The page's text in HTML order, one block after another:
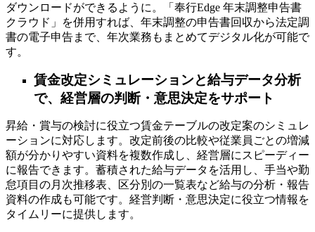
ダウンロードができるように。「奉行Edge 年末調整申告書
クラウド」を併用すれば、年末調整の申告書回収から法定調
書の電子申告まで、年次業務もまとめてデジタル化が可能で
す。
賃金改定シミュレーションと給与データ分析
で、経営層の判断・意思決定をサポート
昇給・賞与の検討に役立つ賃金テーブルの改定案のシミュレ
ーションに対応します。改定前後の比較や従業員ごとの増減
額が分かりやすい資料を複数作成し、経営層にスピーディー
に報告できます。蓄積された給与データを活用し、手当や勤
怠項目の月次推移表、区分別の一覧表など給与の分析・報告
資料の作成も可能です。経営判断・意思決定に役立つ情報を
タイムリーに提供します。